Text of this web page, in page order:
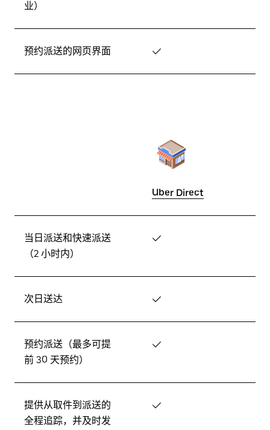
业）
预约派送的网页界面 ✓
Uber Direct
当日派送和快速派送
（2 小时内）
✓
次日送达 ✓
预约派送（最多可提
前 30 天预约）
✓
提供从取件到派送的
全程追踪，并及时发
✓